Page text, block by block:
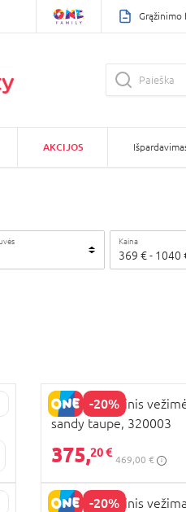
Grąžinimo
AKCIJOS
Kaina
369 €- 1040
-20%
JOOLZ sportinis
sandy taupe, 320003
375,20 €
469,00 €
-20%
JOOLZ sportinis